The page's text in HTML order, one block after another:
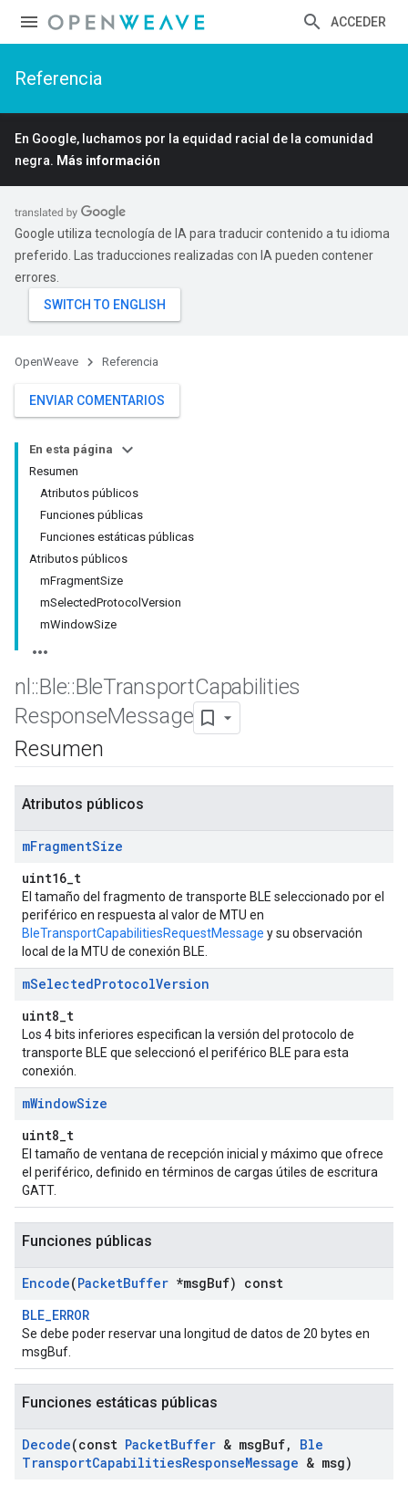
ACCEDER
Referencia
En Google, luchamos por la equidad racial de la comunidad
negra. Más información
Google utiliza tecnología de IA para traducir contenido a tu idioma
preferido. Las traducciones realizadas con IA pueden contener
errores.
OpenWeave Referencia
ENVIAR COMENTARIOS
En esta página
Resumen
Atributos públicos
Funciones públicas
Funciones estáticas públicas
Atributos públicos
mFragmentSize
mSelectedProtocolVersion
mWindowSize
nl ::Ble::BleTransportCapabilities
ResponseMessage
Resumen
Atributos públicos
mFragmentSize
uint16_t
El tamaño del fragmento de transporte BLE seleccionado por el
periférico en respuesta al valor de MTU en
BleTransportCapabilitiesRequestMessage y su observación
local de la MTU de conexión BLE.
mSelectedProtocolVersion
uint8_t
Los 4 bits inferiores especifican la versión del protocolo de
transporte BLE que seleccionó el periférico BLE para esta
conexión.
mWindowSize
uint8_t
El tamaño de ventana de recepción inicial y máximo que ofrece
el periférico, definido en términos de cargas útiles de escritura
GATT.
Funciones públicas
Encode(PacketBuffer *msgBuf) const
BLE_ERROR
Se debe poder reservar una longitud de datos de 20 bytes en
msgBuf.
Funciones estáticas públicas
Decode(const PacketBuffer & msgBuf,
Ble
TransportCapabilitiesResponseMessage & msg)